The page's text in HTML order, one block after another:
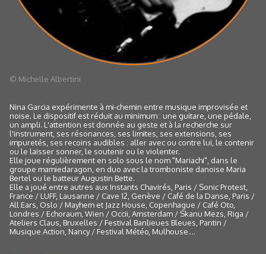
© Michelle Albertini
Nina Garcia expérimente à mi-chemin entre musique improvisée et
noise. Le dispositif est réduit au minimum : une guitare, une pédale,
un ampli. L'attention est donnée au geste et à la recherche sur
l'instrument, ses résonances, ses limites, ses extensions, ses
impuretés, ses recoins audibles : aller avec ou contre lui, le contenir
ou le laisser sonner, le soutenir ou le violenter.
Elle joue régulièrement en solo sous le nom "Mariachi", dans le
groupe mamiedaragon, en duo avec la tromboniste danoise Maria
Bertel ou le batteur Augustin Bette.
Elle a joué entre autres aux Instants Chavirés, Paris / Sonic Protest,
France / LUFF, Lausanne / Cave 12, Genève / Café de la Danse, Paris /
All Ears, Oslo / Mayhem et Jazz House, Copenhague / Café Oto,
Londres / Echoraum, Wien / Occii, Amsterdam / Skanu Mezs, Riga /
Ateliers Claus, Bruxelles / Festival Banlieues Bleues, Pantin /
Musique Action, Nancy / Festival Météo, Mulhouse....